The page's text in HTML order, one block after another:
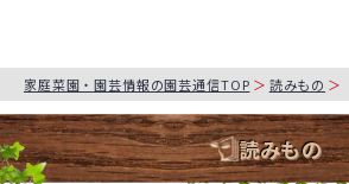
家庭菜園・園芸情報の園芸通信TOP 読みもの
読みもの